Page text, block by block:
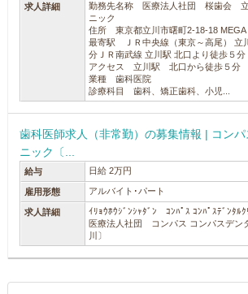
求人詳細
勤務先名称 医療法人社団 桜歯会 立
ニック
住所 東京都立川市曙町2-18-18
最寄駅 ＪＲ中央線（東京～高尾） 立
分ＪＲ南武線 立川駅 北口より徒歩５分
アクセス 立川駅 北口から徒歩５分
業種 歯科医院
診療科目 歯科、矯正歯科、小児...
歯科医師求人（非常勤）の募集情報 | コンパ
ニック〔...
給与 日給 2万円
雇用形態 アルバイト･パート
求人詳細
ｲﾘｮｳﾎｳｼﾞﾝｼｬﾀﾞﾝ ｺﾝﾊﾟｽ ｺﾝﾊﾟｽﾃﾞﾝﾀﾙ
医療法人社団 コンパス コンパスデン
川〕